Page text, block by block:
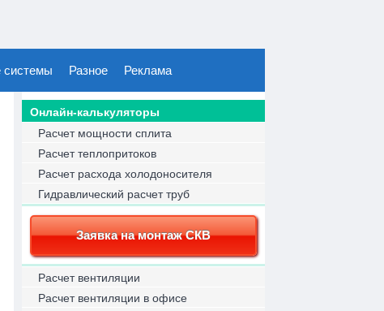
системы Разное Реклама
Онлайн-калькуляторы
Расчет мощности сплита
Расчет теплопритоков
Расчет расхода холодоносителя
Гидравлический расчет труб
Заявка на монтаж СКВ
Расчет вентиляции
Расчет вентиляции в офисе